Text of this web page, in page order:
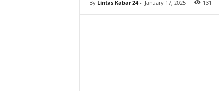
By Lintas Kabar 24- January 17, 2025 131